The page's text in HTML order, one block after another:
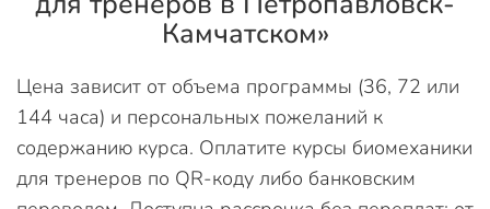
Камчатском»
Цена зависит от объема программы (36, 72 или
144 часа) и персональных пожеланий к
содержанию курса. Оплатите курсы биомеханики
для тренеров по QR-коду либо банковским